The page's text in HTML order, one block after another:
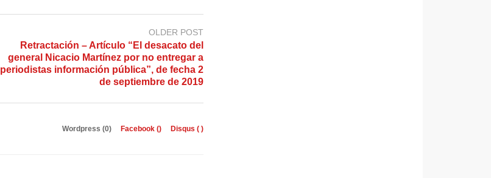
OLDER POST
Retractación – Artículo “El desacato del
general Nicacio Martínez por no entregar a
periodistas información pública”, de fecha 2
de septiembre de 2019
Wordpress (0) Facebook () Disqus ( )